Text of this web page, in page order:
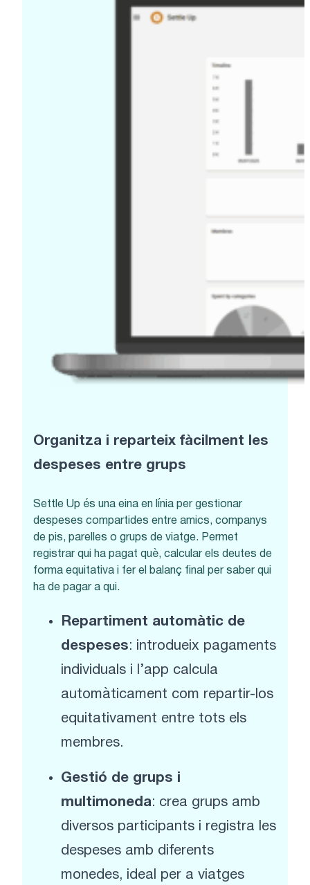
Organitza i reparteix fàcilment les
despeses entre grups
Settle Up és una eina en línia per gestionar
despeses compartides entre amics, companys
de pis, parelles o grups de viatge. Permet
registrar qui ha pagat què, calcular els deutes de
forma equitativa i fer el balanç final per saber qui
ha de pagar a qui.
Repartiment automàtic de
despeses: introdueix pagaments
individuals i l’app calcula
automàticament com repartir-los
equitativament entre tots els
membres.
Gestió de grups i
multimoneda: crea grups amb
diversos participants i registra les
despeses amb diferents
monedes, ideal per a viatges